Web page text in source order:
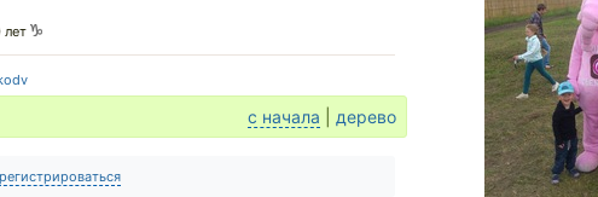
лет
с начала дерево